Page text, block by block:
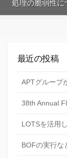
処理の脆弱性に
最近の投稿
APTグループ
38th Annual
LOTSを活用
BOFの実行な